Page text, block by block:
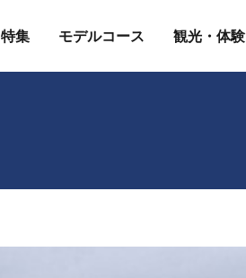
特集 モデルコース 観光・体験